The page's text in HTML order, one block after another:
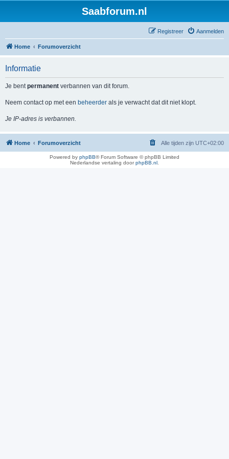
Saabforum.nl
Aanmelden
Registreer
Home Forumoverzicht
Informatie
Je bentpermanent verbannen van dit forum.
Neem contact op met een beheerder als je verwacht dat dit niet klopt.
Je IP-adres is verbannen.
Home Forumoverzicht Alle tijden zijn UTC+02:00
Powered by phpBB® Forum Software © phpBB Limited
Nederlandse vertaling doorphpBB.nl